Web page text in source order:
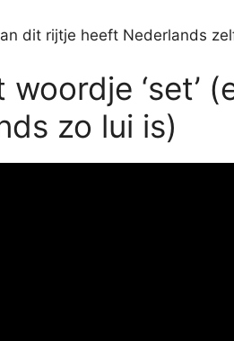
dit rijtje heeft Nederlands
woordje ‘set’
zo lui is)